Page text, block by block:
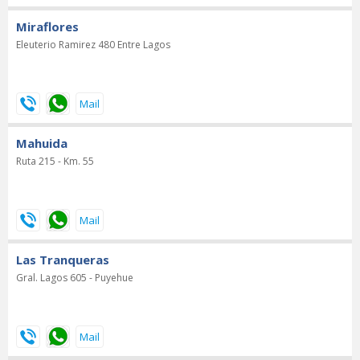
Miraflores
Eleuterio Ramirez 480 Entre Lagos
Mahuida
Ruta 215 - Km. 55
Las Tranqueras
Gral. Lagos 605 - Puyehue